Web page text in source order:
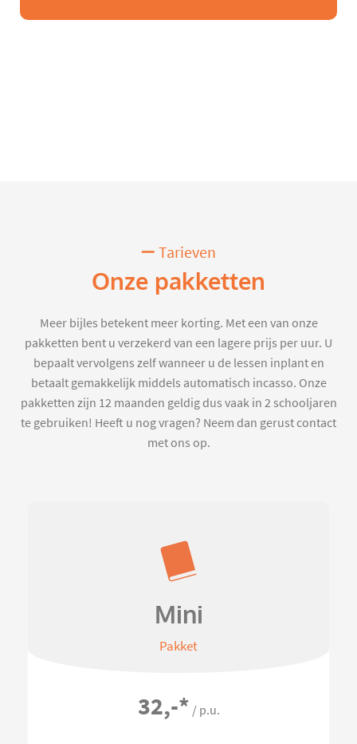
Tarieven
Onze pakketten
Meer bijles betekent meer korting. Met een van onze
pakketten bent u verzekerd van een lagere prijs per uur. U
bepaalt vervolgens zelf wanneer u de lessen inplant en
betaalt gemakkelijk middels automatisch incasso. Onze
pakketten zijn 12 maanden geldig dus vaak in 2 schooljaren
te gebruiken! Heeft u nog vragen? Neem dan gerust contact
met ons op.
Mini
Pakket
32,-* / p.u.